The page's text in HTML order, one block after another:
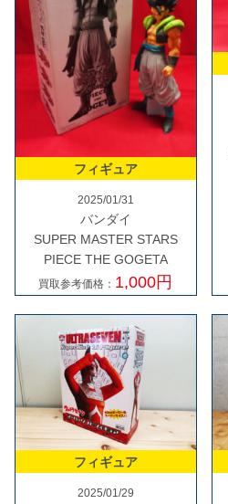
フィギュア
2025/01/31
バンダイ
SUPER MASTER STARS
PIECE THE GOGETA
買取参考価格： 1,000円
フィギュア
2025/01/29